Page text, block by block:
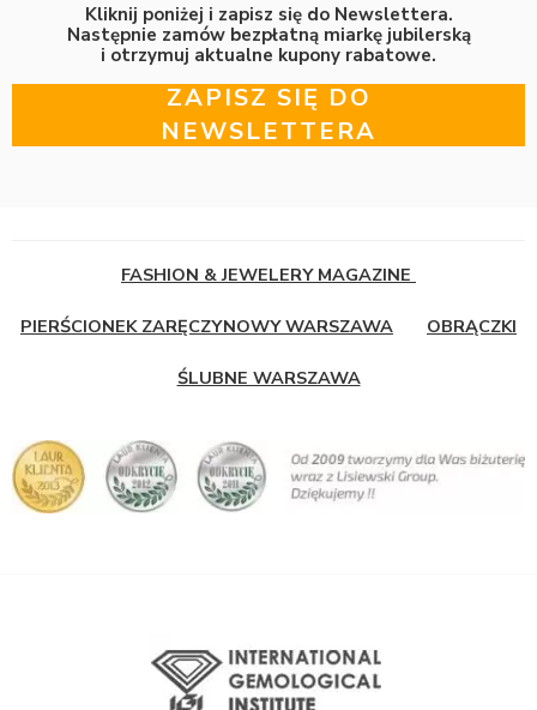
Kliknij poniżej i zapisz się do Newslettera.
Następnie zamów bezpłatną miarkę jubilerską
i otrzymuj aktualne kupony rabatowe.
ZAPISZ SIĘ DO
NEWSLETTERA
FASHION & JEWELERY MAGAZINE
PIERŚCIONEK ZARĘCZYNOWY WARSZAWA OBRĄCZKI
ŚLUBNE WARSZAWA